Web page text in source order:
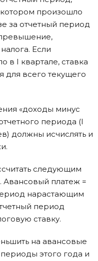
произошло
за отчетный период
Если
в I квартале, ставка
для всего текущего
«доходы минус
периода (I
должны исчислять и
следующим
Авансовый платеж =
нарастающим
период
ставку.
на авансовые
этого года и